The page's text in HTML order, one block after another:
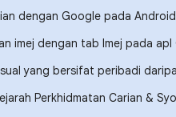
dengan Google pada Android
imej dengan tab Imej pada
yang bersifat peribadi
Perkhidmatan Carian &